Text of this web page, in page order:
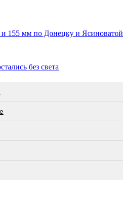
и 155 мм по Донецку и Ясиноватой
без света